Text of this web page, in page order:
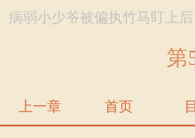
病弱小少爷被偏执竹马盯上后
第
上一章 首页